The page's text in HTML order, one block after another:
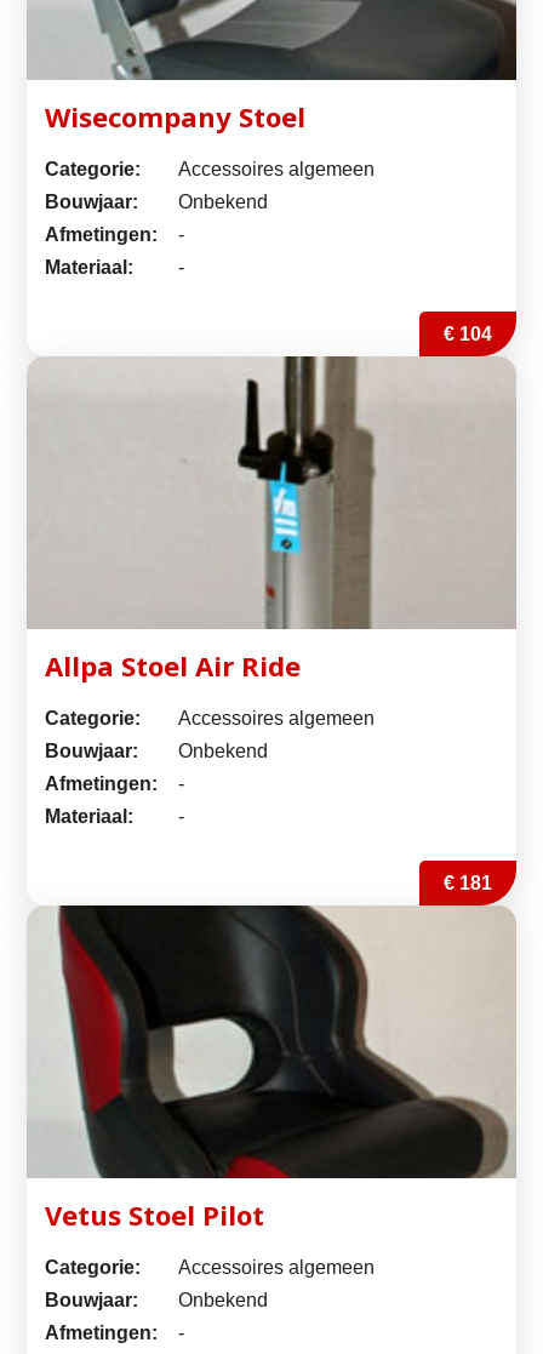
Wisecompany Stoel
Categorie:
Accessoires algemeen
Bouwjaar:
Onbekend
Afmetingen:
-
Materiaal:
-
€ 104
Allpa Stoel Air Ride
Categorie:
Accessoires algemeen
Bouwjaar:
Onbekend
Afmetingen:
-
Materiaal:
-
€ 181
Vetus Stoel Pilot
Categorie:
Accessoires algemeen
Bouwjaar:
Onbekend
Afmetingen:
-